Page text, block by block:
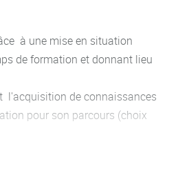
et finances des CT et EPCI.
à une mise en situation
de formation et donnant lieu
l'acquisition de connaissances
pour son parcours (choix